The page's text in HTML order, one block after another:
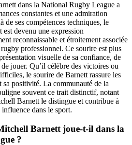
dans la National Rugby League a
constantes et une admiration
de ses compétences techniques, le
devenu une expression
reconnaissable et étroitement associée
professionnel. Ce sourire est plus
visuelle de sa confiance, de
jouer. Qu’il célèbre des victoires ou
le sourire de Barnett rassure les
sa positivité. La communauté de la
souvent ce trait distinctif, notant
Barnett le distingue et contribue à
dans le sport.
Barnett joue-t-il dans la
?